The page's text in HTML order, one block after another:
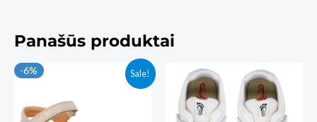
Panašūs produktai
Sale!
-6%